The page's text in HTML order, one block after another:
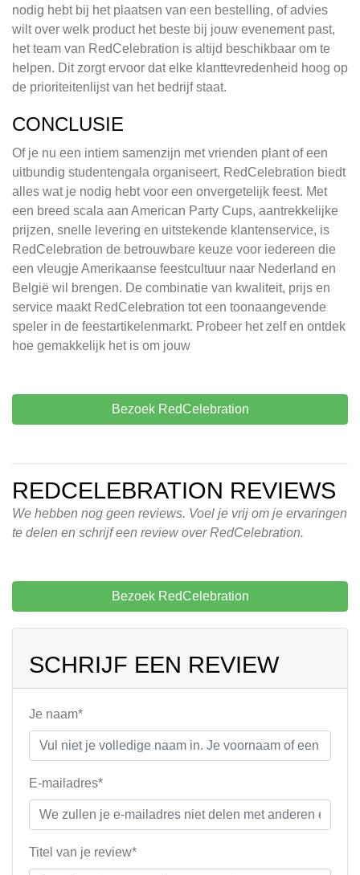
nodig hebt bij het plaatsen van een bestelling, of advies
wilt over welk product het beste bij jouw evenement past,
het team van RedCelebration is altijd beschikbaar om te
helpen. Dit zorgt ervoor dat elke klanttevredenheid hoog op
de prioriteitenlijst van het bedrijf staat.
CONCLUSIE
Of je nu een intiem samenzijn met vrienden plant of een
uitbundig studentengala organiseert, RedCelebration biedt
alles wat je nodig hebt voor een onvergetelijk feest. Met
een breed scala aan American Party Cups, aantrekkelijke
prijzen, snelle levering en uitstekende klantenservice, is
RedCelebration de betrouwbare keuze voor iedereen die
een vleugje Amerikaanse feestcultuur naar Nederland en
België wil brengen. De combinatie van kwaliteit, prijs en
service maakt RedCelebration tot een toonaangevende
speler in de feestartikelenmarkt. Probeer het zelf en ontdek
hoe gemakkelijk het is om jouw
Bezoek RedCelebration
REDCELEBRATION REVIEWS
We hebben nog geen reviews. Voel je vrij om je ervaringen
te delen en schrijf een review over RedCelebration.
Bezoek RedCelebration
SCHRIJF EEN REVIEW
Je naam*
E-mailadres*
Titel van je review*